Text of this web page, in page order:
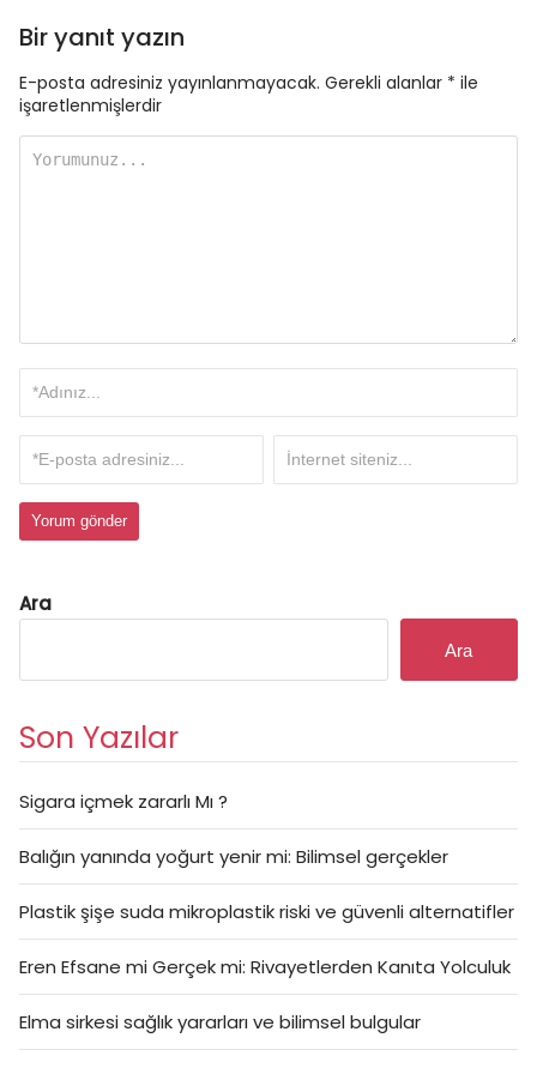
Bir yanıt yazın
E-posta adresiniz yayınlanmayacak. Gerekli alanlar * ile
işaretlenmişlerdir
Ara
Ara
Son Yazılar
Sigara içmek zararlı Mı ?
Balığın yanında yoğurt yenir mi: Bilimsel gerçekler
Plastik şişe suda mikroplastik riski ve güvenli alternatifler
Eren Efsane mi Gerçek mi: Rivayetlerden Kanıta Yolculuk
Elma sirkesi sağlık yararları ve bilimsel bulgular